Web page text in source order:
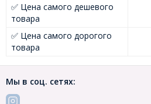
✅ Цена самого дешевого
товара
✅ Цена самого дорогого
товара
Мы в соц. сетях: